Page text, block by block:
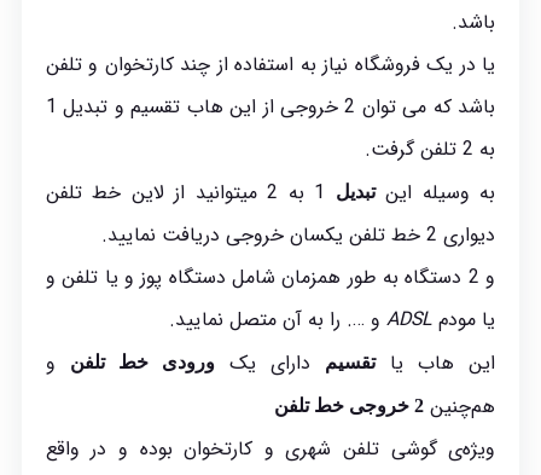
باشد.
یا در یک فروشگاه نیاز به استفاده از چند کارتخوان و تلفن
باشد که می توان 2 خروجی از این هاب تقسیم و تبدیل 1
به 2 تلفن گرفت.
به وسیله اینتبدیل
1 به 2 میتوانید از لاین خط تلفن
دیواری 2 خط تلفن یکسان خروجی دریافت نمایید.
و 2 دستگاه به طور همزمان شامل دستگاه پوز و یا تلفن و
یا مودم ADSLو …. را به آن متصل نمایید.
این هاب یاتقسیم دارای یک ورودی خط تلفن
و
هم‌چنین 2 خروجی خط تلفن
ویژه‌ی گوشی تلفن شهری و کارتخوان بوده و در واقع